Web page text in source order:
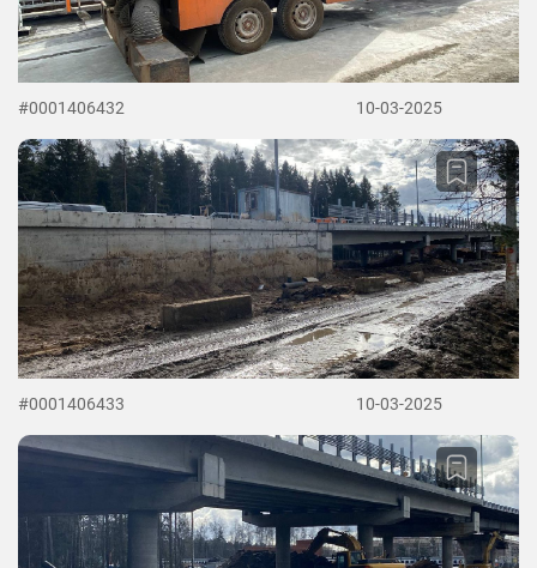
#0001406432 10-03-2025
#0001406433 10-03-2025